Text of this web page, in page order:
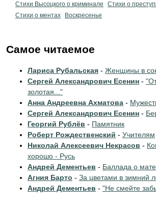
Стихи Высоцкого о криминале
Стихи о
Стихи о ментах
Воскресенье
Самое читаемое
Лариса Рубальская - Женщины в
Сергей Александрович Есенин -
золотая..."
Анна Андреевна Ахматова -
Сергей Александрович Есенин -
Георгий Рублёв - Памятник
Роберт Рождественский - Учителям
Николай Алексеевич Некрасов -
хорошо - Русь
Андрей Дементьев - Баллада о
Агния Барто - За цветами в зимний
Андрей Дементьев - "Не смейте